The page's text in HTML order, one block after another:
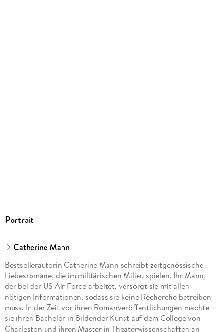
Portrait
Catherine Mann
Bestsellerautorin Catherine Mann schreibt zeitgenössische
Liebesromane, die im militärischen Milieu spielen. Ihr Mann,
der bei der US Air Force arbeitet, versorgt sie mit allen
nötigen Informationen, sodass sie keine Recherche betreiben
muss. In der Zeit vor ihren Romanveröffentlichungen machte
sie ihren Bachelor in Bildender Kunst auf dem College von
Charleston und ihren Master in Theaterwissenschaften an